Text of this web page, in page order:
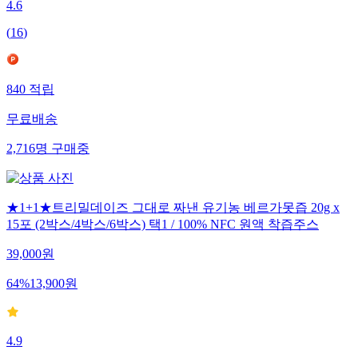
4.6
(16)
840적립
무료배송
2,716명구매중
★1+1★트리밀데이즈 그대로 짜낸 유기농 베르가못즙 20g x
15포 (2박스/4박스/6박스) 택1 / 100% NFC 원액 착즙주스
39,000원
64%13,900원
4.9